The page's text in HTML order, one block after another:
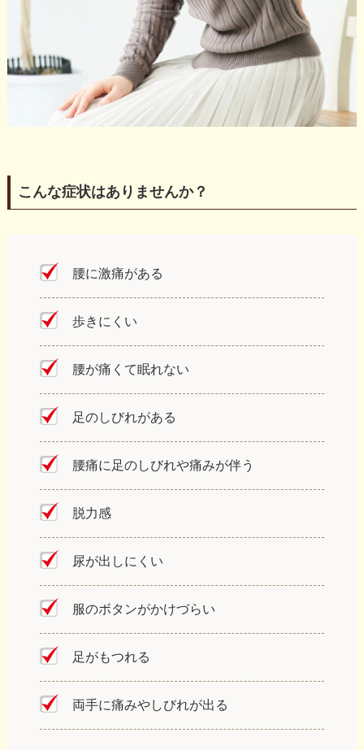
こんな症状はありませんか？
腰に激痛がある
歩きにくい
腰が痛くて眠れない
足のしびれがある
腰痛に足のしびれや痛みが伴う
脱力感
尿が出しにくい
服のボタンがかけづらい
足がもつれる
両手に痛みやしびれが出る